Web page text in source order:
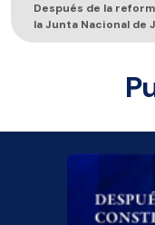
Después de la
la Junta Nacional de